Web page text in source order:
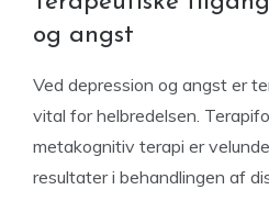
og angst
Ved depression og angst er
vital for helbredelsen.
metakognitiv terapi er
resultater i behandlingen af